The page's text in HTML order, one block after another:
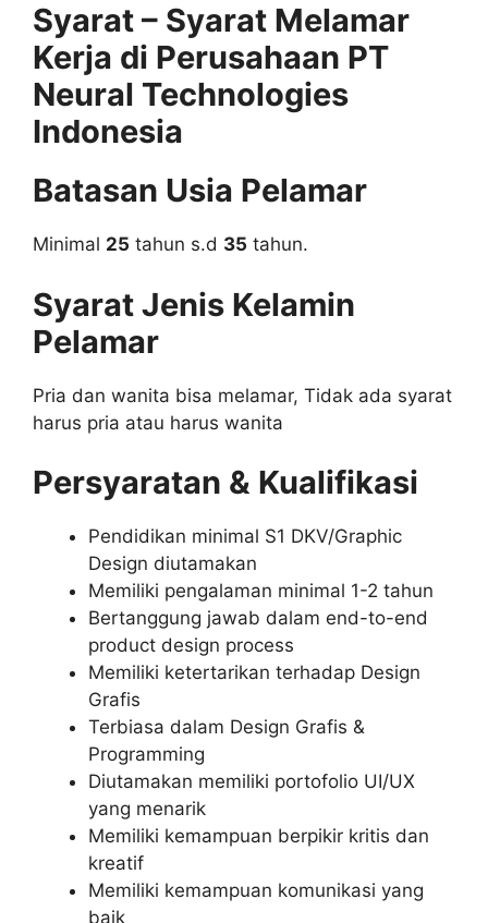
Syarat – Syarat Melamar
Kerja di Perusahaan PT
Neural Technologies
Indonesia
Batasan Usia Pelamar
Minimal 25 tahun s.d 35 tahun.
Syarat Jenis Kelamin
Pelamar
Pria dan wanita bisa melamar, Tidak ada syarat
harus pria atau harus wanita
Persyaratan & Kualifikasi
Pendidikan minimal S1 DKV/Graphic
Design diutamakan
Memiliki pengalaman minimal 1-2 tahun
Bertanggung jawab dalam end-to-end
product design process
Memiliki ketertarikan terhadap Design
Grafis
Terbiasa dalam Design Grafis &
Programming
Diutamakan memiliki portofolio UI/UX
yang menarik
Memiliki kemampuan berpikir kritis dan
kreatif
Memiliki kemampuan komunikasi yang
baik